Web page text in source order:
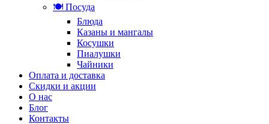
🍽️ Посуда
Блюда
Казаны и мангалы
Косушки
Пиалушки
Чайники
Оплата и доставка
Скидки и акции
О нас
Блог
Контакты